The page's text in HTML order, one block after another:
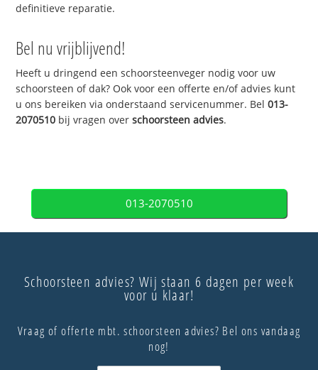
definitieve reparatie.
Bel nu vrijblijvend!
Heeft u dringend een schoorsteenveger nodig voor uw
schoorsteen of dak? Ook voor een offerte en/of advies kunt
u ons bereiken via onderstaand servicenummer. Bel013-
2070510 bij vragen overschoorsteen advies.
013-2070510
Schoorsteen advies? Wij staan 6 dagen per week
voor u klaar!
Vraag of offerte mbt. schoorsteen advies? Bel ons vandaag
nog!